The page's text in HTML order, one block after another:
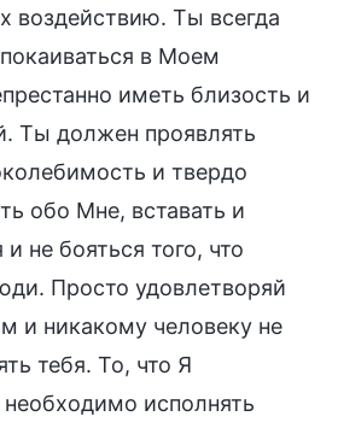
воздействию. Ты всегда
в Моем
иметь близость и
Ты должен проявлять
и твердо
обо Мне, вставать и
не бояться того, что
Просто удовлетворяй
и никакому человеку не
тебя. То, что Я
исполнять